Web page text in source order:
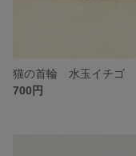
猫の首輪 水玉イチゴ
700円